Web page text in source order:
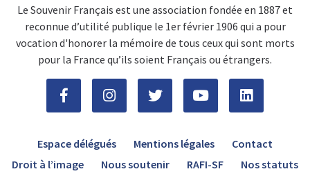
Le Souvenir Français est une association fondée en 1887 et
reconnue d’utilité publique le 1er février 1906 qui a pour
vocation d'honorer la mémoire de tous ceux qui sont morts
pour la France qu’ils soient Français ou étrangers.
Espace délégués Mentions légales
Contact
Droit à l’image
Nous soutenir RAFI-SF Nos statuts